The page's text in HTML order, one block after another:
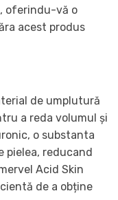
oferindu-vă o
acest produs
de umplutură
a reda volumul și
o substanta
pielea, reducand
Acid Skin
de a obține